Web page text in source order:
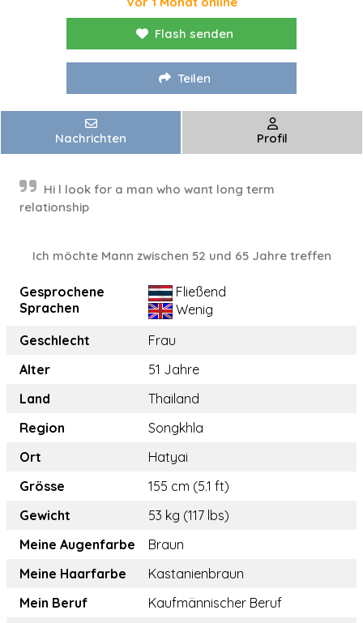
Flash senden
Teilen
Nachrichten Profil
Hi l look for a man who want long term
relationship
Ich möchte Mann zwischen 52 und 65 Jahre treffen
Gesprochene
Sprachen
Fließend
Wenig
Geschlecht
Frau
Alter
51 Jahre
Land
Thailand
Region
Songkhla
Ort
Hatyai
Grösse
155 cm (5.1 ft)
Gewicht
53 kg (117 lbs)
Meine Augenfarbe
Braun
Meine Haarfarbe
Kastanienbraun
Mein Beruf
Kaufmännischer Beruf